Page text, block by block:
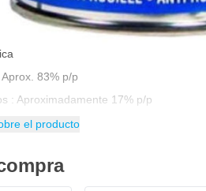
83% p/p
: Aproximadamente 17% p/p
seda y mate
de 30 a 60 minutos
el producto